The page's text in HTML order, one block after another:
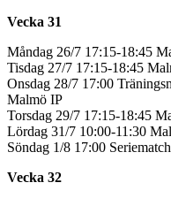
Vecka 31
Måndag 26/7 17:15-18:45
Tisdag 27/7 17:15-18:45
Onsdag 28/7 17:00
Malmö IP
Torsdag 29/7 17:15-18:45
Lördag 31/7 10:00-11:30
Söndag 1/8 17:00
Vecka 32